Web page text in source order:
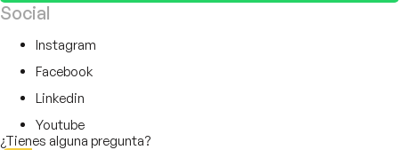
Social
Instagram
Facebook
Linkedin
Youtube
¿Tienes alguna pregunta?